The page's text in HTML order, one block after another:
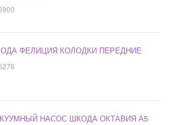
ФЕЛИЦИЯ КОЛОДКИ ПЕРЕДНИЕ
НАСОС ШКОДА ОКТАВИЯ А5